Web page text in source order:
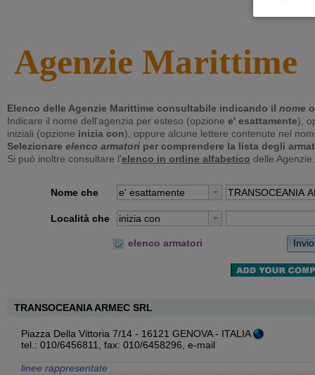
Agenzie Marittime
Elenco delle Agenzie Marittime consultabile indicando il nome
Indicare il nome dell'agenzia per esteso (opzione e' esattamente),
iniziali (opzione inizia con), oppure alcune lettere contenute nel
Selezionare elenco armatori per comprendere la lista degli
Si può inoltre consultare l'elenco in ordine alfabetico delle Agenzie.
Nome che e' esattamente
Località che inizia con
elenco armatori Invio
TRANSOCEANIA ARMEC SRL
Piazza Della Vittoria 7/14 - 16121 GENOVA - ITALIA
tel.: 010/6456811, fax: 010/6458296, e-mail
linee rappresentate